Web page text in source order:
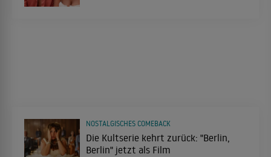
Die Kultserie kehrt zurück: "Berlin,
Berlin" jetzt als Film
NOSTALGISCHES COMEBACK